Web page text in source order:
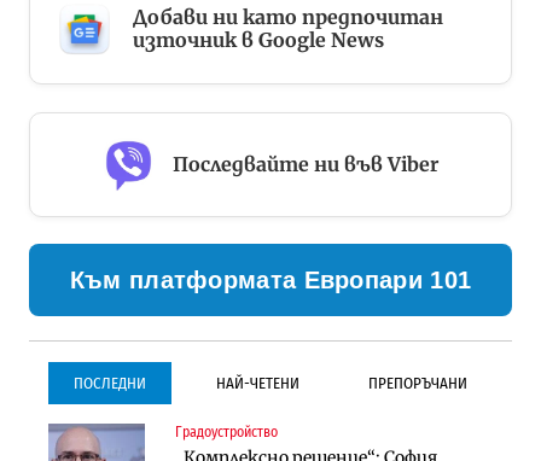
Добави ни като предпочитан
източник в Google News
Последвайте ни във Viber
Към платформата Европари 101
ПОСЛЕДНИ НАЙ-ЧЕТЕНИ ПРЕПОРЪЧАНИ
Градоустройство
Градоустройство
Инфраструктура